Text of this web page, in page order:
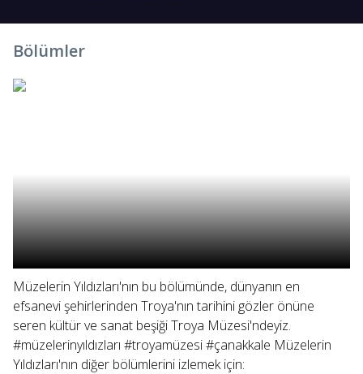
Bölümler
Müzelerin Yıldızları'nın bu bölümünde, dünyanın en
efsanevi şehirlerinden Troya'nın tarihini gözler önüne
seren kültür ve sanat beşiği Troya Müzesi'ndeyiz.
#müzelerinyıldızları #troyamüzesi #çanakkale Müzelerin
Yıldızları'nın diğer bölümlerini izlemek için: